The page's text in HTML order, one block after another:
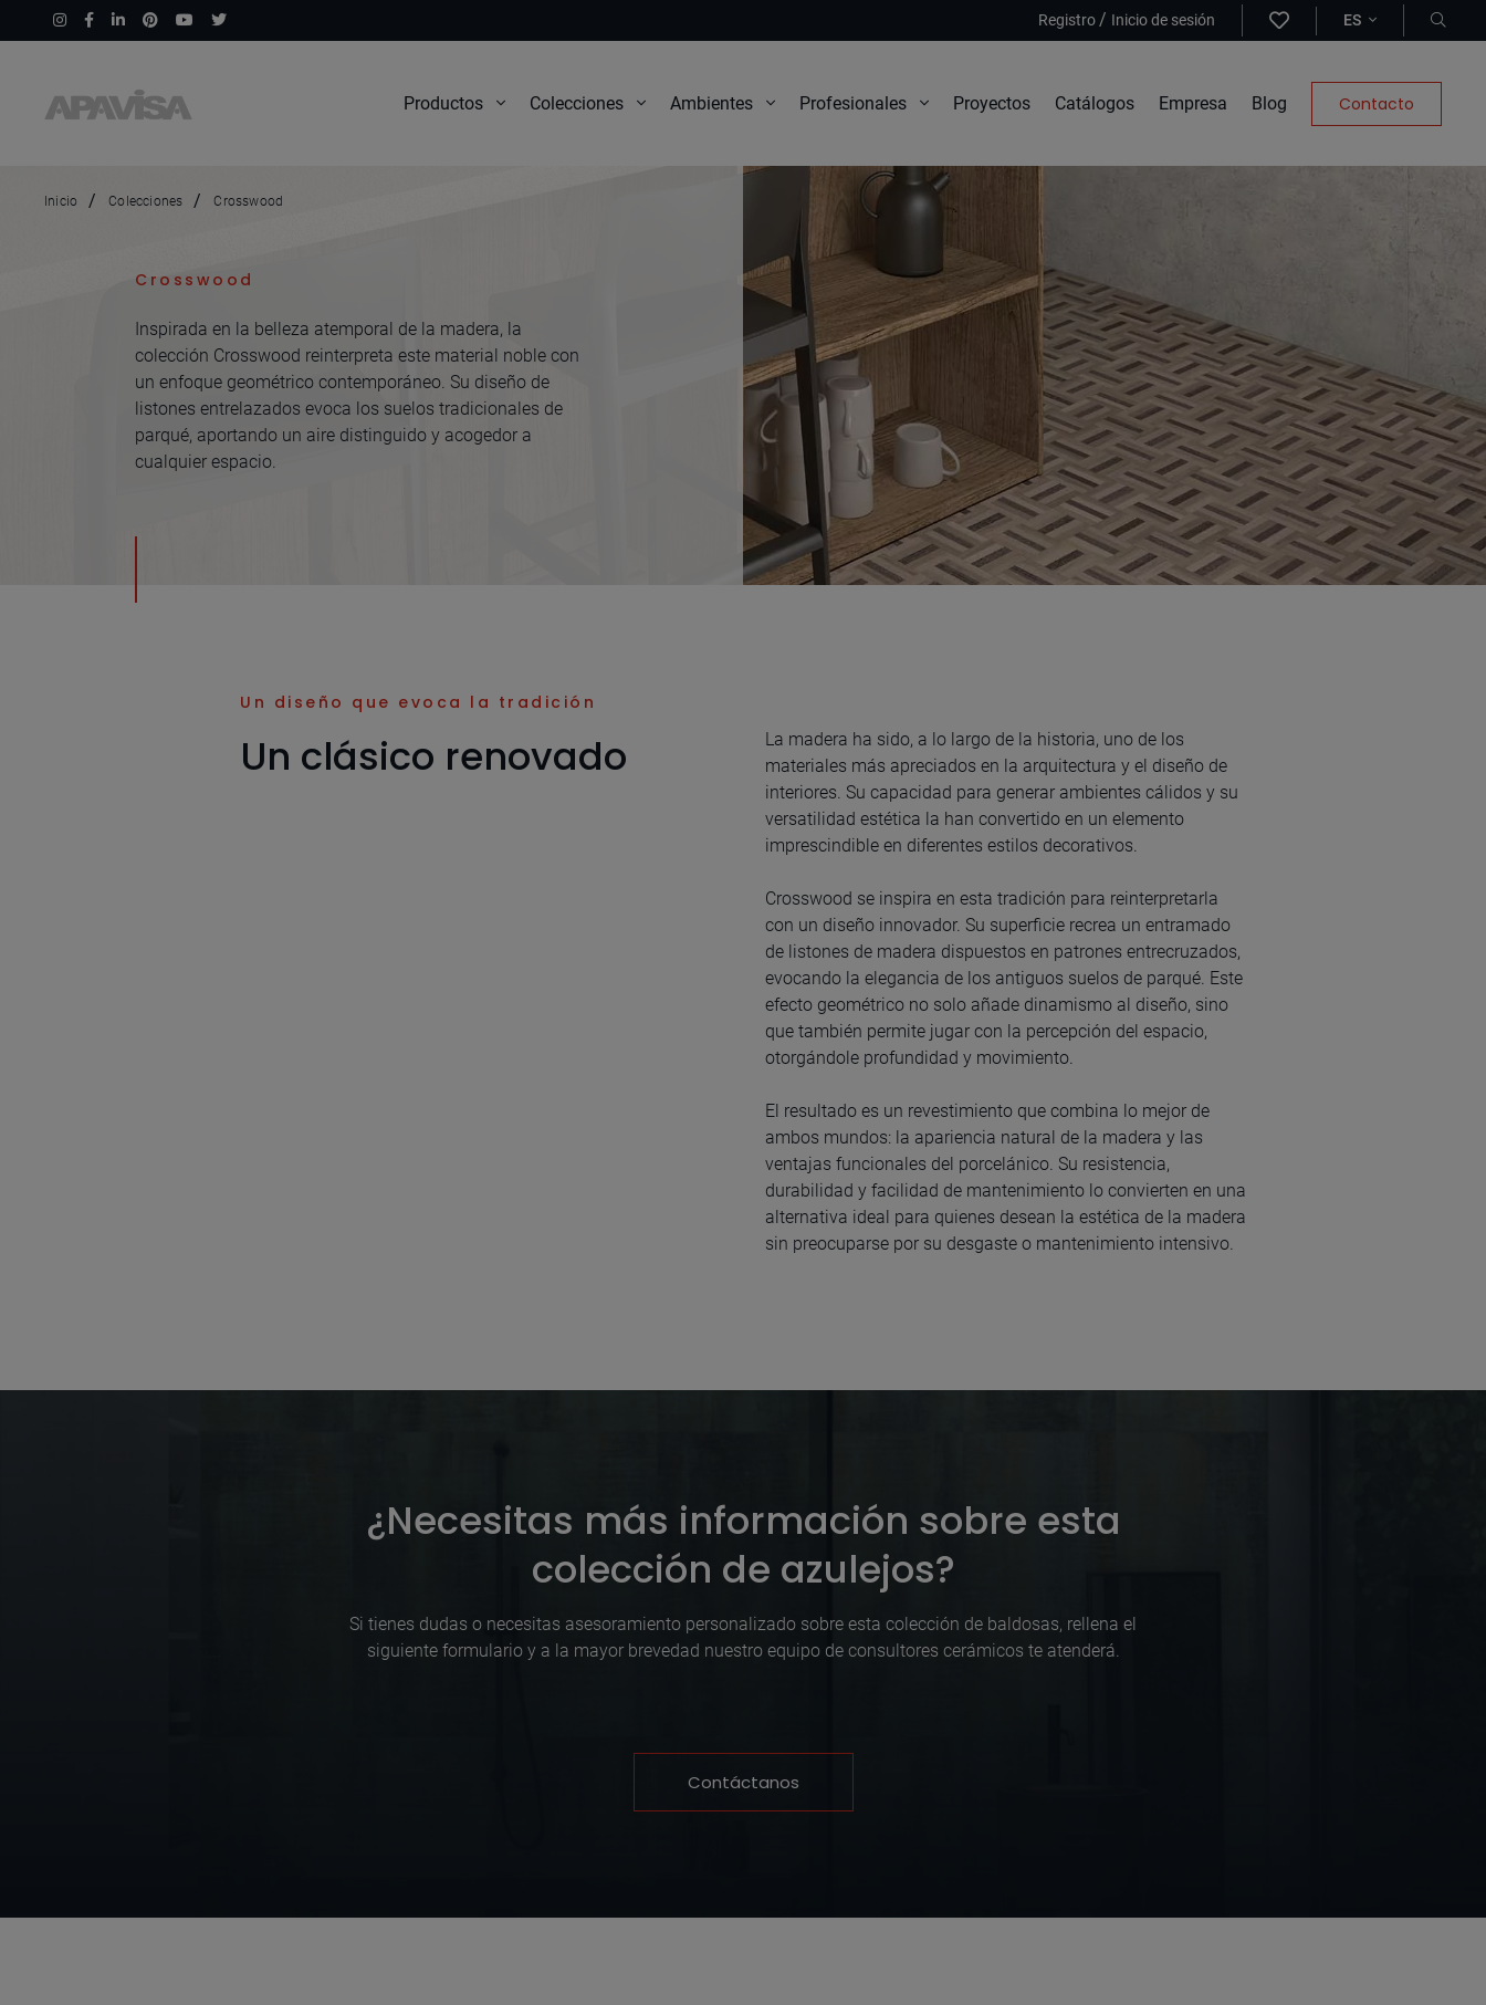
Registro/ Inicio de sesión ES
Productos Colecciones Ambientes Profesionales Proyectos Catálogos Empresa Blog Contacto
Inicio Colecciones Crosswood
Crosswood
Inspirada en la belleza atemporal de la madera, la
colección Crosswood reinterpreta este material noble con
un enfoque geométrico contemporáneo. Su diseño de
listones entrelazados evoca los suelos tradicionales de
parqué, aportando un aire distinguido y acogedor a
cualquier espacio.
Un diseño que evoca la tradición
Un clásico renovado
La madera ha sido, a lo largo de la historia, uno de los
materiales más apreciados en la arquitectura y el diseño de
interiores. Su capacidad para generar ambientes cálidos y su
versatilidad estética la han convertido en un elemento
imprescindible en diferentes estilos decorativos.
Crosswood se inspira en esta tradición para reinterpretarla
con un diseño innovador. Su superficie recrea un entramado
de listones de madera dispuestos en patrones entrecruzados,
evocando la elegancia de los antiguos suelos de parqué. Este
efecto geométrico no solo añade dinamismo al diseño, sino
que también permite jugar con la percepción del espacio,
otorgándole profundidad y movimiento.
El resultado es un revestimiento que combina lo mejor de
ambos mundos: la apariencia natural de la madera y las
ventajas funcionales del porcelánico. Su resistencia,
durabilidad y facilidad de mantenimiento lo convierten en una
alternativa ideal para quienes desean la estética de la madera
sin preocuparse por su desgaste o mantenimiento intensivo.
¿Necesitas más información sobre esta
colección de azulejos?
Si tienes dudas o necesitas asesoramiento personalizado sobre esta colección de baldosas, rellena el
siguiente formulario y a la mayor brevedad nuestro equipo de consultores cerámicos te atenderá.
Contáctanos